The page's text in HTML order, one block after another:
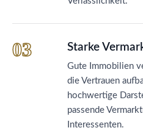
03 Starke
Gute Immobilien
die Vertrauen
hochwertige
passende
Interessenten.